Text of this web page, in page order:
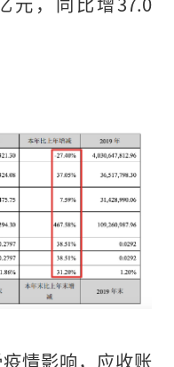
洪涛股份
；营业
；毛利率
情影响，应收账